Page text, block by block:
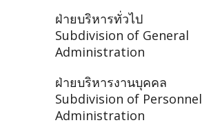
ฝ่ายบริหารทั่วไป
Subdivision of General
Administration
ฝ่ายบริหารงานบุคคล
Subdivision of Personnel
Administration